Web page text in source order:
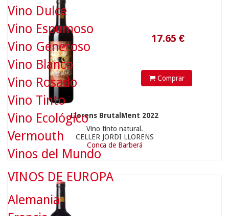
Comprar
Llorens BrutalMent 2022
Vino tinto natural.
CELLER JORDI LLORENS
Conca de Barberá
Vino Dulce
Vino Espumoso
Vino Generoso
Vino Blanco
Vino Rosado
Vino Tinto
Vino Ecológico
Vermouth
Vinos del Mundo
VINOS DE EUROPA
Alemania